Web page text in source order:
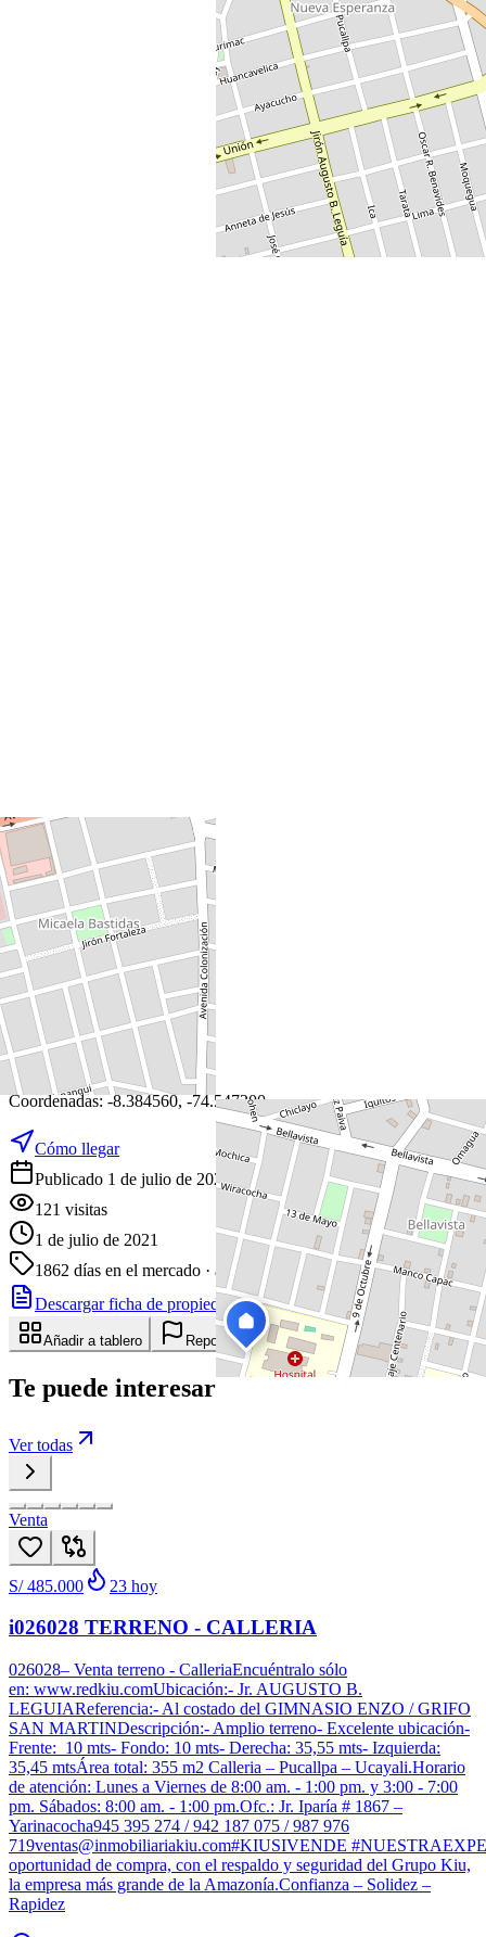
+
Leaflet
|©OpenStreetMap
Coordenadas:-8.384560,-74.547200
Cómo llegar
Publicado 1 de julio de 2021
121 visitas
1 de julio de 2021
1862 días en el mercado · actualizado hace 0 días
Descargar ficha de propiedad
Compartir
Añadir a tablero Reportar anuncio
Te puede interesar
Ver todas
Venta
S/ 485.000 23 hoy
i026028 TERRENO - CALLERIA
026028– Venta terreno - CalleriaEncuéntralo sólo
en: www.redkiu.comUbicación:- Jr. AUGUSTO B.
LEGUIAReferencia:- Al costado del GIMNASIO ENZO / GRIFO
SAN MARTINDescripción:- Amplio terreno- Excelente ubicación-
Frente: 10 mts- Fondo: 10 mts- Derecha: 35,55 mts- Izquierda:
35,45 mtsÁrea total: 355 m2 Calleria – Pucallpa – Ucayali.Horario
de atención: Lunes a Viernes de 8:00 am. - 1:00 pm. y 3:00 - 7:00
pm. Sábados: 8:00 am. - 1:00 pm.Ofc.: Jr. Iparía # 1867 –
Yarinacocha945 395 274 / 942 187 075 / 987 976
719ventas@inmobiliariakiu.com#KIUSIVENDE
oportunidad de compra, con el respaldo y seguridad del Grupo Kiu,
la empresa más grande de la Amazonía.Confianza – Solidez –
Rapidez